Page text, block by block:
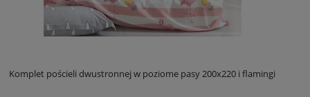
Komplet pościeli dwustronnej w poziome pasy 200x220 i flamingi